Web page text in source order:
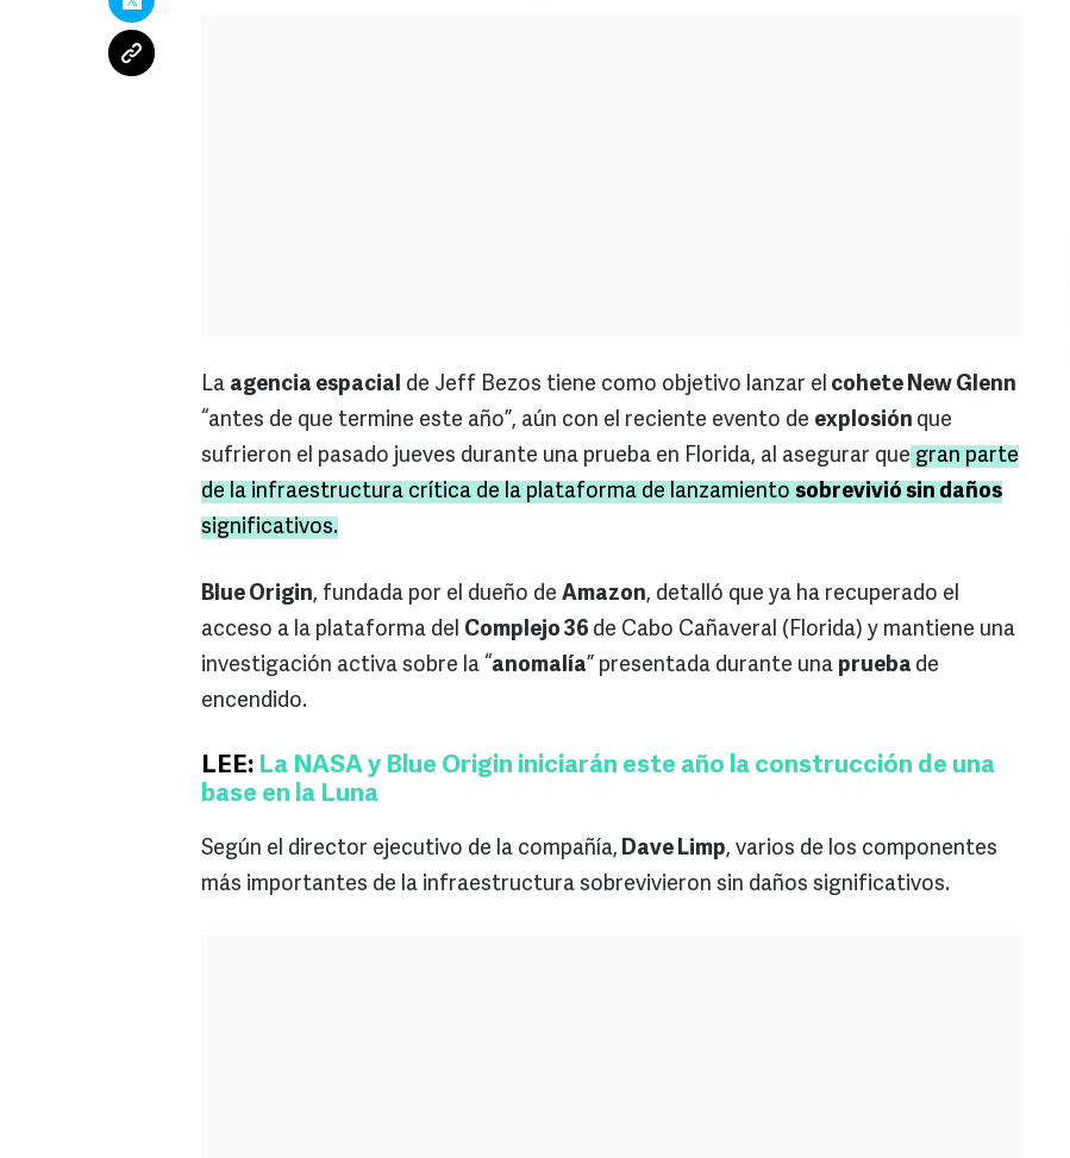
La agencia espacial de Jeff Bezos tiene como objetivo lanzar el cohete New Glenn
“antes de que termine este año”, aún con el reciente evento de explosión que
sufrieron el pasado jueves durante una prueba en Florida, al asegurar que gran parte
de la infraestructura crítica de la plataforma de lanzamiento sobrevivió sin daños
significativos.
Blue Origin, fundada por el dueño de Amazon, detalló que ya ha recuperado el
acceso a la plataforma del Complejo 36 de Cabo Cañaveral (Florida) y mantiene una
investigación activa sobre la “ anomalía” presentada durante una prueba de
encendido.
LEE: La NASA y Blue Origin iniciarán este año la construcción de una
base en la Luna
Según el director ejecutivo de la compañía, Dave Limp, varios de los componentes
más importantes de la infraestructura sobrevivieron sin daños significativos.